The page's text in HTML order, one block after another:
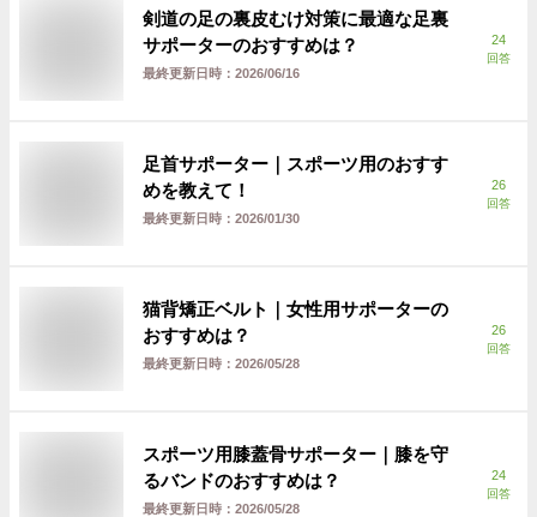
剣道の足の裏皮むけ対策に最適な足裏
サポーターのおすすめは？
最終更新日時： 2026/06/16
24
回答
足首サポーター｜スポーツ用のおすす
めを教えて！
最終更新日時： 2026/01/30
26
回答
猫背矯正ベルト｜女性用サポーターの
おすすめは？
最終更新日時： 2026/05/28
26
回答
スポーツ用膝蓋骨サポーター｜膝を守
るバンドのおすすめは？
最終更新日時： 2026/05/28
24
回答